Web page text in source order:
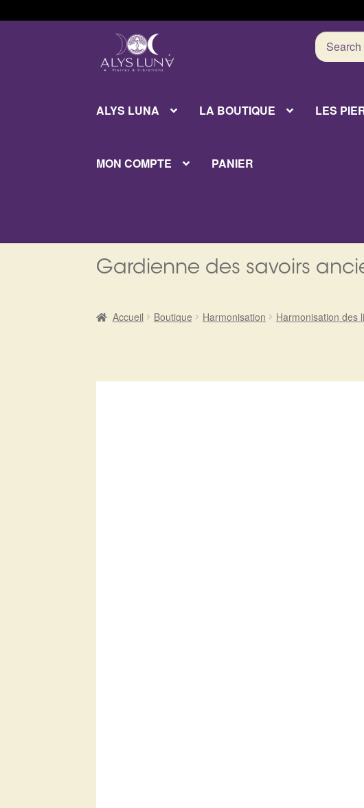
Aller
la
Aller
au
contenu
Search
for:
ALYS LUNA LA BOUTIQUE LES
MON COMPTE PANIER
Gardienne des savoirs
Accueil Boutique Harmonisation Harmonisation des